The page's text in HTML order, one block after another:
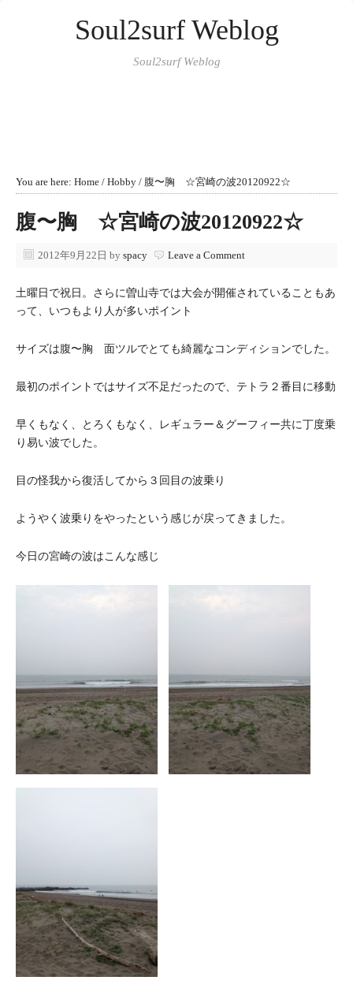
Soul2surf Weblog
Soul2surf Weblog
You are here: Home / Hobby / 腹〜胸 ☆宮崎の波20120922☆
腹〜胸 ☆宮崎の波20120922☆
2012年9月22日 by spacy Leave a Comment
土曜日で祝日。さらに曽山寺では大会が開催されていることもあ
って、いつもより人が多いポイント
サイズは腹〜胸 面ツルでとても綺麗なコンディションでした。
最初のポイントではサイズ不足だったので、テトラ２番目に移動
早くもなく、とろくもなく、レギュラー＆グーフィー共に丁度乗
り易い波でした。
目の怪我から復活してから３回目の波乗り
ようやく波乗りをやったという感じが戻ってきました。
今日の宮崎の波はこんな感じ